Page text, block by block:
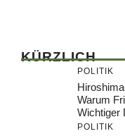
KÜRZLICH
POLITIK
Warum
Wichtiger
POLITIK